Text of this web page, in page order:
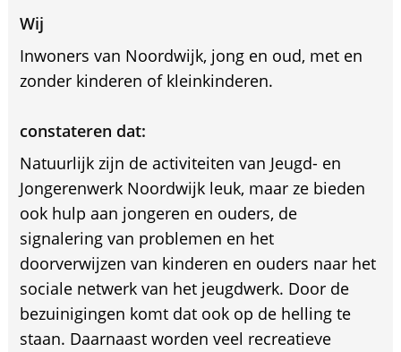
Wij
Inwoners van Noordwijk, jong en oud, met en
zonder kinderen of kleinkinderen.
constateren dat:
Natuurlijk zijn de activiteiten van Jeugd- en
Jongerenwerk Noordwijk leuk, maar ze bieden
ook hulp aan jongeren en ouders, de
signalering van problemen en het
doorverwijzen van kinderen en ouders naar het
sociale netwerk van het jeugdwerk. Door de
bezuinigingen komt dat ook op de helling te
staan. Daarnaast worden veel recreatieve